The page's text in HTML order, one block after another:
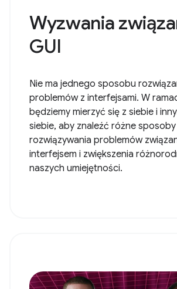
Wyzwania
GUI
Nie ma jednego sposobu
problemów z interfejsami. W
będziemy mierzyć się z siebie i
siebie, aby znaleźć różne sposoby
rozwiązywania problemów
interfejsem i zwiększenia
naszych umiejętności.